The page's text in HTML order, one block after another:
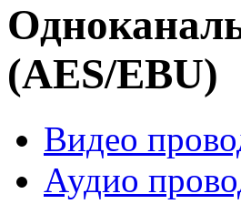
(AES/EBU)
Видео
Аудио